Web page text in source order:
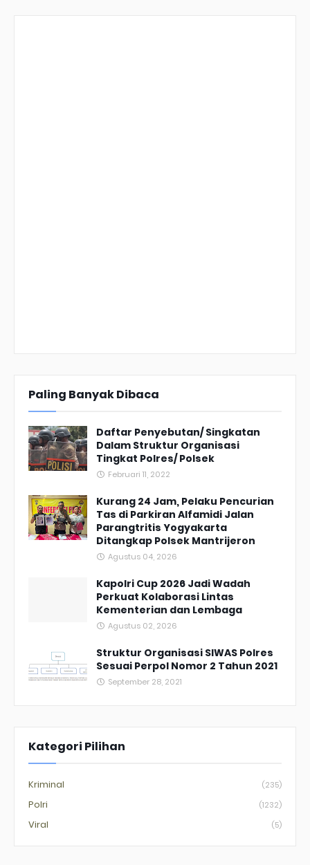
Paling Banyak Dibaca
Daftar Penyebutan/ Singkatan
Dalam Struktur Organisasi
Tingkat Polres/ Polsek
Februari 11, 2022
Kurang 24 Jam, Pelaku Pencurian
Tas di Parkiran Alfamidi Jalan
Parangtritis Yogyakarta
Ditangkap Polsek Mantrijeron
Agustus 04, 2026
Kapolri Cup 2026 Jadi Wadah
Perkuat Kolaborasi Lintas
Kementerian dan Lembaga
Agustus 02, 2026
Struktur Organisasi SIWAS Polres
Sesuai Perpol Nomor 2 Tahun 2021
September 28, 2021
Kategori Pilihan
Kriminal (235)
Polri (1232)
Viral (5)